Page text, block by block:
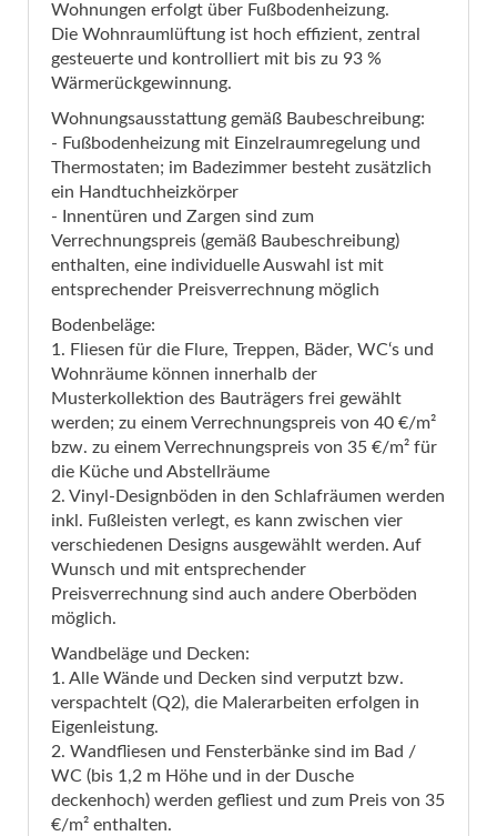
Wohnungen erfolgt über Fußbodenheizung.
Die Wohnraumlüftung ist hoch effizient, zentral
gesteuerte und kontrolliert mit bis zu 93 %
Wärmerückgewinnung.
Wohnungsausstattung gemäß Baubeschreibung:
- Fußbodenheizung mit Einzelraumregelung und
Thermostaten; im Badezimmer besteht zusätzlich
ein Handtuchheizkörper
- Innentüren und Zargen sind zum
Verrechnungspreis (gemäß Baubeschreibung)
enthalten, eine individuelle Auswahl ist mit
entsprechender Preisverrechnung möglich
Bodenbeläge:
1. Fliesen für die Flure, Treppen, Bäder, WC‘s und
Wohnräume können innerhalb der
Musterkollektion des Bauträgers frei gewählt
werden; zu einem Verrechnungspreis von 40 €/m²
bzw. zu einem Verrechnungspreis von 35 €/m² für
die Küche und Abstellräume
2. Vinyl-Designböden in den Schlafräumen werden
inkl. Fußleisten verlegt, es kann zwischen vier
verschiedenen Designs ausgewählt werden. Auf
Wunsch und mit entsprechender
Preisverrechnung sind auch andere Oberböden
möglich.
Wandbeläge und Decken:
1. Alle Wände und Decken sind verputzt bzw.
verspachtelt (Q2), die Malerarbeiten erfolgen in
Eigenleistung.
2. Wandfliesen und Fensterbänke sind im Bad /
WC (bis 1,2 m Höhe und in der Dusche
deckenhoch) werden gefliest und zum Preis von 35
€/m² enthalten.